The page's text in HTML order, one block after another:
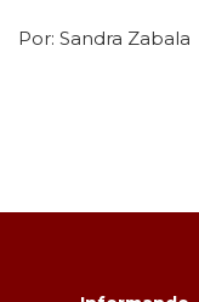
Por: Sandra Zabala